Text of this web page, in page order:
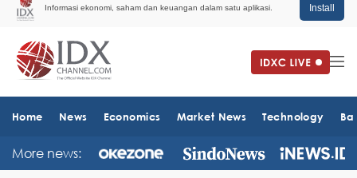
Informasi ekonomi, saham dan keuangan dalam satu aplikasi. Install
Home News Economics Market News Technology
More news: